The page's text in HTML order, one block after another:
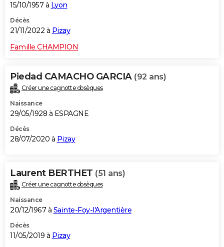
15/10/1957 à Lyon
Décès
21/11/2022 à Pizay
Famille CHAMPION
Piedad CAMACHO GARCIA (92 ans)
Créer une cagnotte obsèques
Naissance
29/05/1928 à ESPAGNE
Décès
28/07/2020 à Pizay
Laurent BERTHET (51 ans)
Créer une cagnotte obsèques
Naissance
20/12/1967 à Sainte-Foy-l'Argentière
Décès
11/05/2019 à Pizay